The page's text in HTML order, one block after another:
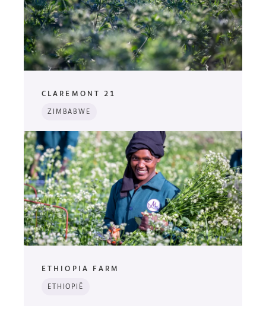
CLAREMONT 21
ZIMBABWE
ETHIOPIA FARM
ETHIOPIË